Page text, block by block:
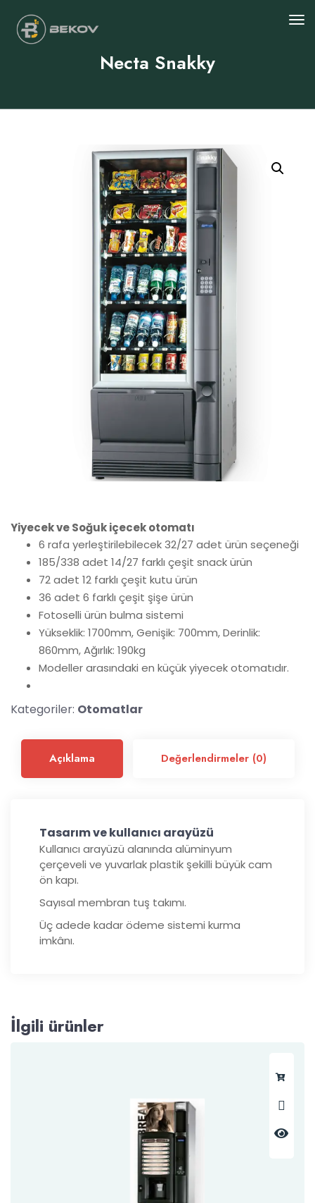
Necta Snakky
Yiyecek ve Soğuk içecek otomatı
6 rafa yerleştirilebilecek 32/27 adet ürün seçeneği
185/338 adet 14/27 farklı çeşit snack ürün
72 adet 12 farklı çeşit kutu ürün
36 adet 6 farklı çeşit şişe ürün
Fotoselli ürün bulma sistemi
Yükseklik: 1700mm, Genişik: 700mm, Derinlik:
860mm, Ağırlık: 190kg
Modeller arasındaki en küçük yiyecek otomatıdır.
Kategoriler: Otomatlar
Açıklama Değerlendirmeler (0)
Tasarım ve kullanıcı arayüzü
Kullanıcı arayüzü alanında alüminyum
çerçeveli ve yuvarlak plastik şekilli büyük cam
ön kapı.
Sayısal membran tuş takımı.
Üç adede kadar ödeme sistemi kurma
imkânı.
İlgili ürünler